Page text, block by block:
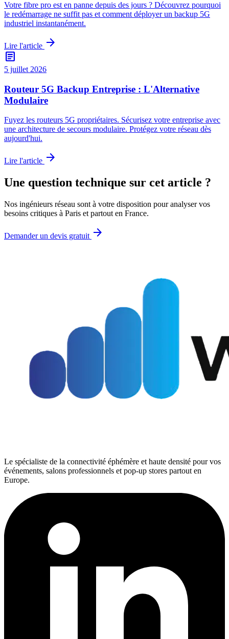
Votre fibre pro est en panne depuis des jours ? Découvrez pourquoi
le redémarrage ne suffit pas et comment déployer un backup 5G
industriel instantanément.
Lire l'article arrow_forward
article
5 juillet 2026
Routeur 5G Backup Entreprise : L'Alternative
Modulaire
Fuyez les routeurs 5G propriétaires. Sécurisez votre entreprise avec
une architecture de secours modulaire. Protégez votre réseau dès
aujourd'hui.
Lire l'article arrow_forward
Une question technique sur cet article ?
Nos ingénieurs réseau sont à votre disposition pour analyser vos
besoins critiques à Paris et partout en France.
Demander un devis gratuit arrow_forward
Le spécialiste de la connectivité éphémère et haute densité pour vos
événements, salons professionnels et pop-up stores partout en
Europe.